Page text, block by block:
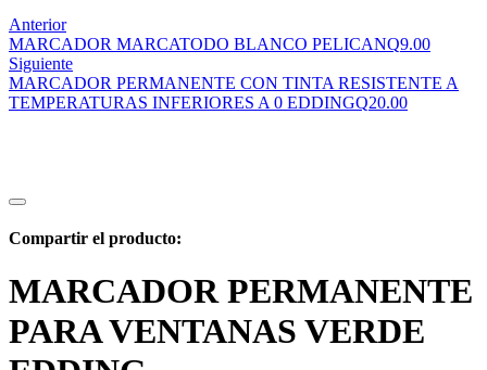
Anterior
MARCADOR MARCATODO BLANCO PELICANQ9.00
Siguiente
MARCADOR PERMANENTE CON TINTA RESISTENTE A
TEMPERATURAS INFERIORES A 0 EDDINGQ20.00
Compartir el producto:
MARCADOR PERMANENTE
PARA VENTANAS VERDE